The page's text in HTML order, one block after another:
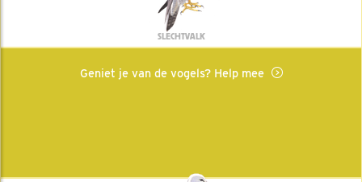
SLECHTVALK
Geniet je van de vogels? Help mee